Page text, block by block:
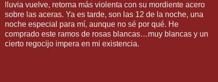
lluvia vuelve, retorna más violenta con su mordiente acero
sobre las aceras. Ya es tarde, son las 12 de la noche, una
noche especial para mí, aunque no sé por qué. He
comprado este ramos de rosas blancas…muy blancas y un
cierto regocijo impera en mi existencia.